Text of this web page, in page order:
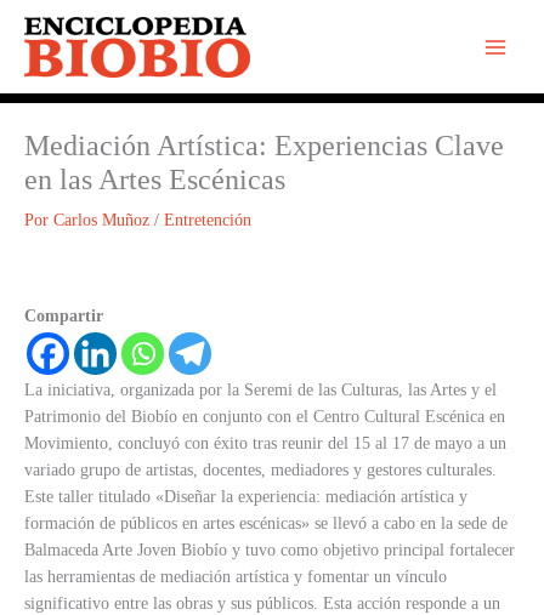
contenido
Mediación Artística: Experiencias Clave
en las Artes Escénicas
Por Carlos Muñoz / Entretención
Compartir
La iniciativa, organizada por la Seremi de las Culturas, las Artes y el
Patrimonio del Biobío en conjunto con el Centro Cultural Escénica en
Movimiento, concluyó con éxito tras reunir del 15 al 17 de mayo a un
variado grupo de artistas, docentes, mediadores y gestores culturales.
Este taller titulado «Diseñar la experiencia: mediación artística y
formación de públicos en artes escénicas» se llevó a cabo en la sede de
Balmaceda Arte Joven Biobío y tuvo como objetivo principal fortalecer
las herramientas de mediación artística y fomentar un vínculo
significativo entre las obras y sus públicos. Esta acción responde a un